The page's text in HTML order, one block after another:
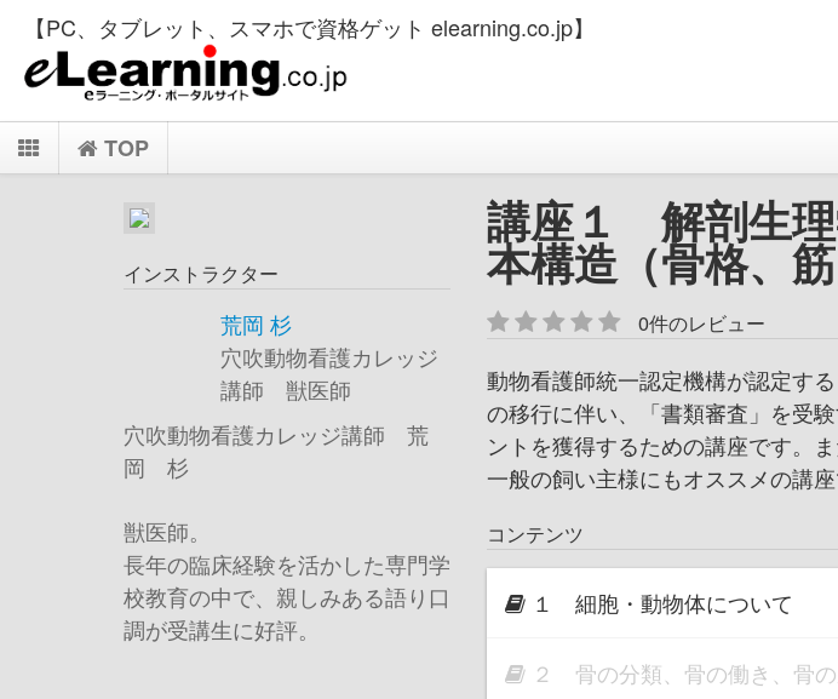
【PC、タブレット、スマホで資格ゲット elearning.co.jp】
TOP
インストラクター
荒岡 杉
穴吹動物看護カレッジ
講師 獣医師
穴吹動物看護カレッジ講師 荒
岡 杉
獣医師。
長年の臨床経験を活かした専門学
校教育の中で、親しみある語り口
調が受講生に好評。
講座１ 解剖生
本構造（骨格、筋
0件のレビュー
動物看護師統一認定機構が認定す
の移行に伴い、「書類審査」を受
ントを獲得するための講座です。
一般の飼い主様にもオススメの講座
コンテンツ
１ 細胞・動物体について
２ 骨の分類、骨の働き、骨